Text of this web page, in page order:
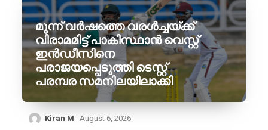
മൂന്ന് വർഷത്തെ വരൾച്ചയ്ക്ക്
വിരാമമിട്ട് പാകിസ്ഥാൻ വെസ്റ്റ്
ഇൻഡീസിനെ
പരാജയപ്പെടുത്തി ടെസ്റ്റ്
പരമ്പര സമനിലയിലാക്കി
Kiran M August 6, 2026